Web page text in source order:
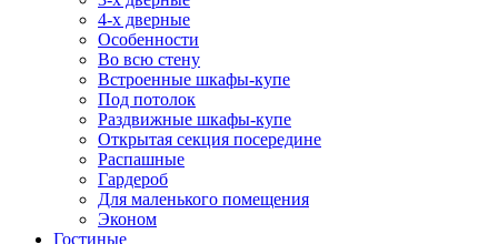
4-х дверные
Особенности
Во всю стену
Встроенные шкафы-купе
Под потолок
Раздвижные шкафы-купе
Открытая секция посередине
Распашные
Гардероб
Для маленького помещения
Эконом
Гостиные